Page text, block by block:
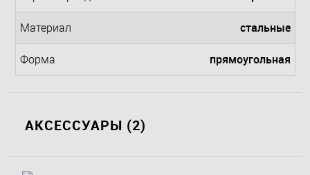
Материал стальные
Форма прямоугольная
АКСЕССУАРЫ (2)